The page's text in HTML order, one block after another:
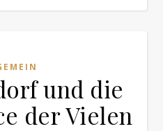
und die
der Vielen